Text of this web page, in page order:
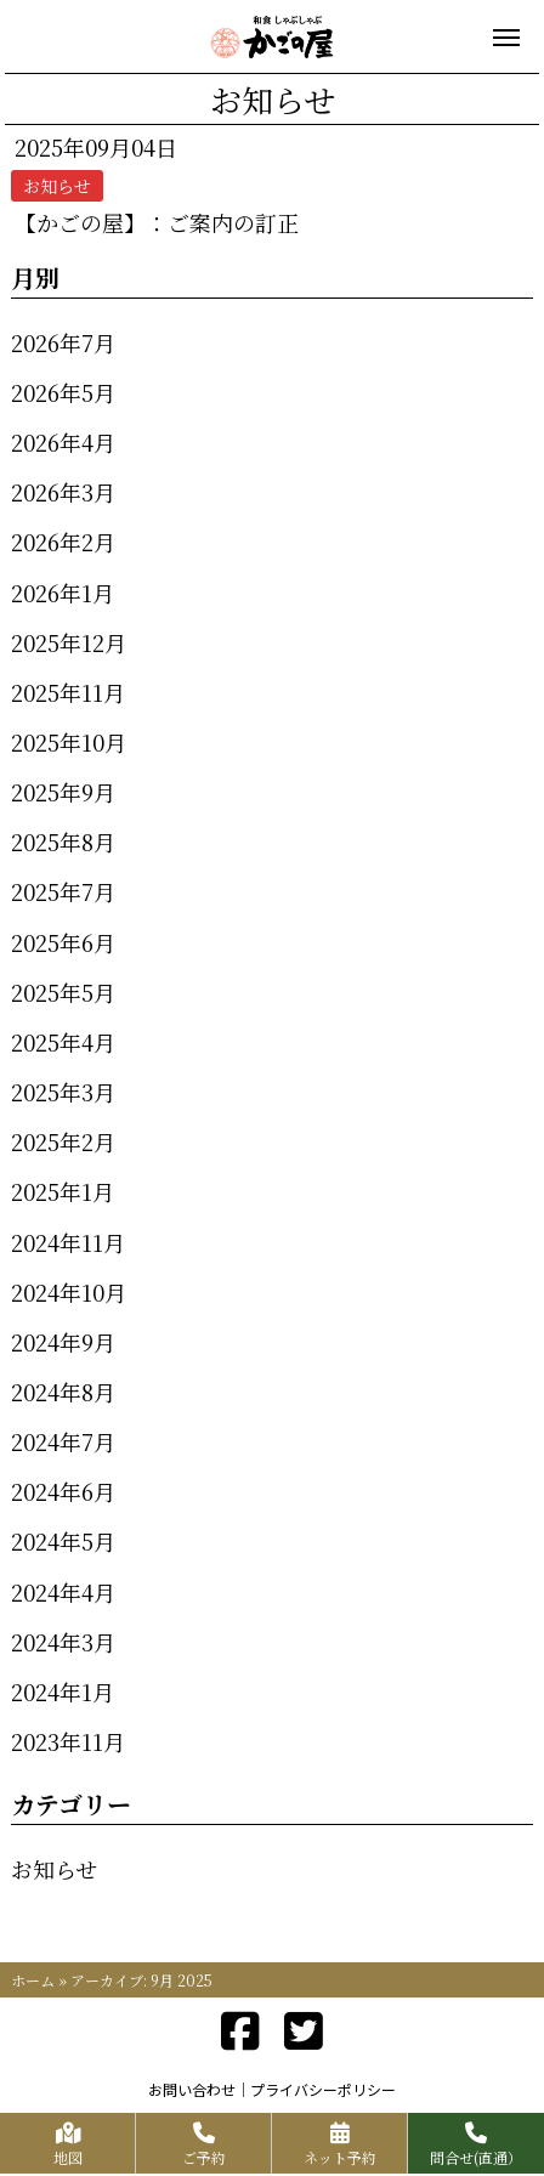
お知らせ
2025年09月04日
お知らせ
【かごの屋】：ご案内の訂正
月別
2026年7月
2026年5月
2026年4月
2026年3月
2026年2月
2026年1月
2025年12月
2025年11月
2025年10月
2025年9月
2025年8月
2025年7月
2025年6月
2025年5月
2025年4月
2025年3月
2025年2月
2025年1月
2024年11月
2024年10月
2024年9月
2024年8月
2024年7月
2024年6月
2024年5月
2024年4月
2024年3月
2024年1月
2023年11月
カテゴリー
お知らせ
ホーム » アーカイブ: 9月 2025
お問い合わせ プライバシーポリシー
Copyrights KR FOOD SERVICE All Rights Reserved.
地図 ご予約 ネット予約 問合せ(直通）